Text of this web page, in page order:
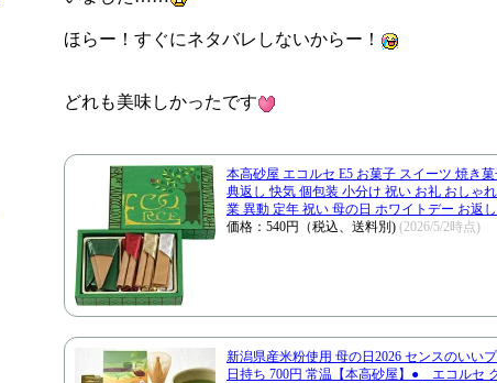
ほらー！すぐにネタバレしないからー！
どれも美味しかったです
本高砂屋 エコルセ E5 お菓子 スイーツ 焼き
典返し 快気 個包装 小分け 祝い お礼 おしゃ
業 異動 定年 祝い 母の日 ホワイトデー お返し
価格：540円（税込、送料別) (2026/5/2時点)
新潟県産米粉使用 母の日2026 センスのいい
日持ち 700円 常温【本高砂屋】● エコルセ